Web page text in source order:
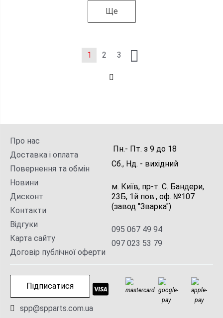
Ще
1 2 3
Про нас
Доставка і оплата
Повернення та обмін
Новини
Дисконт
Контакти
Відгуки
Карта сайту
Договір публічної оферти
Пн.- Пт. з 9 до 18
Сб., Нд. - вихідний
м. Київ, пр-т. С. Бандери,
23Б, 1й пов., оф. №107
(завод "Зварка")
095 067 49 94
097 023 53 79
Підписатися
spp@spparts.com.ua